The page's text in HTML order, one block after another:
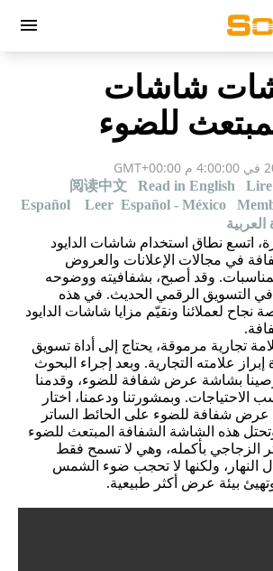
menu
شاشات
للضوء
阅读中文 Read in English Lire
Español
Leer Español - México
العربية
اتسع نطاق استخدام شاشات الدايود
في مجالات الإعلانات والعروض
وقد أصبح، بشفافيته ووضوحه
في التسويق الرقمي الحديث. في هذه
نجاح لعملائنا ونقيّم مزايا شاشات الدايود
تجارية مرموقة، يحتاج إلى أداة تسويق
علامته التجارية. وبعد إجراء البحوث
بشاشة عرض شفافة للضوء، وقدمنا
الاحتياجات. وبمشورتنا ودعمنا، اختار
عرض شفافة للضوء على الحائط الساتر
هذه الشاشة الشفافة المبتعث للضوء
الزجاجي بأكمله، وهي لا تسمح فقط
النهار، ولكنها لا تحجب ضوء الشمس
وتهيئ بيئة عرض أكثر طبيعية.